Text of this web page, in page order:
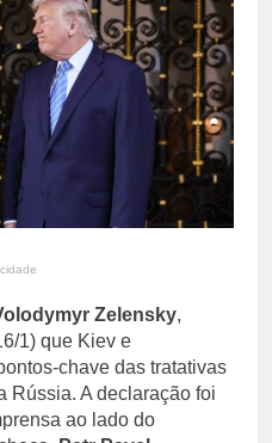
mental de idosos
12 Horas Ago
assume
central na transição
com expansão
biodiesel, etanol e
Horas Ago
Zelensky,
1) que Kiev e
chave das tratativas
Rússia. A declaração foi
ao lado do